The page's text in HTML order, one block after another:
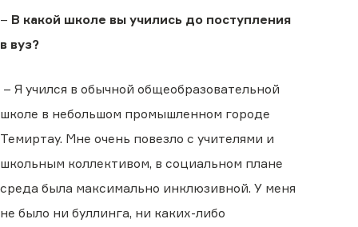
– В какой школе вы учились до поступления
в вуз?
– Я учился в обычной общеобразовательной
школе в небольшом промышленном городе
Темиртау. Мне очень повезло с учителями и
школьным коллективом, в социальном плане
среда была максимально инклюзивной. У меня
не было ни буллинга, ни каких-либо